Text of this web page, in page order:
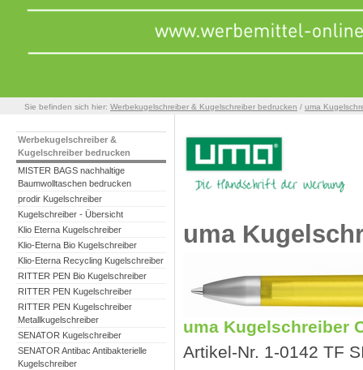
Sie befinden sich hier: Werbekugelschreiber & Kugelschreiber bedrucken / uma
uma
uma Kugelschreiber
Artikel-Nr. 1-0142 TF
Werbekugelschreiber &
Kugelschreiber bedrucken
MISTER BAGS nachhaltige
Baumwolltaschen bedrucken
prodir Kugelschreiber
Kugelschreiber - Übersicht
Klio Eterna Kugelschreiber
Klio-Eterna Bio Kugelschreiber
Klio-Eterna Recycling Kugelschreiber
RITTER PEN Bio Kugelschreiber
RITTER PEN Kugelschreiber
RITTER PEN Kugelschreiber
Metallkugelschreiber
SENATOR Kugelschreiber
SENATOR Antibac Antibakterielle
Kugelschreiber